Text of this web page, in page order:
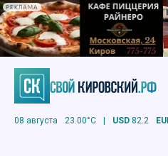
РЕКЛАМА
08 августа 23.00°C | USD 82.2